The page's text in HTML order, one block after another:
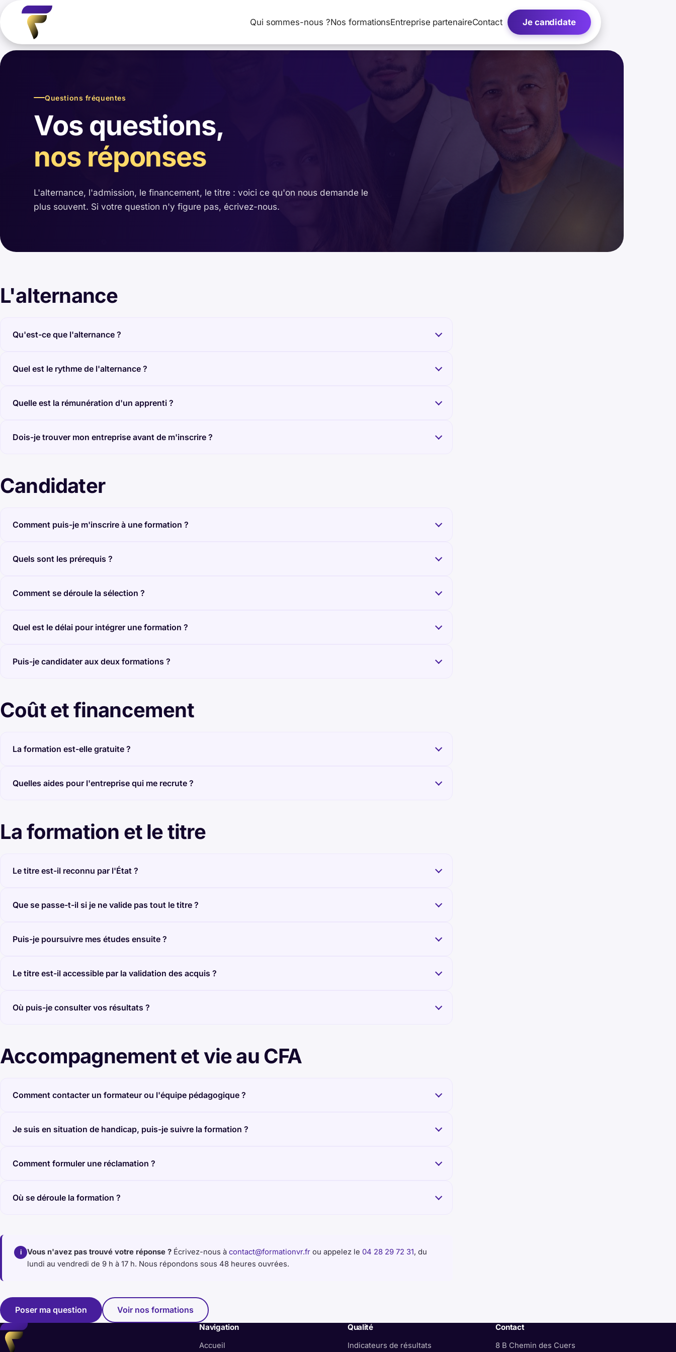
Qui sommes-nous ?Nos formationsEntreprise partenaireContact Je candidate
Questions fréquentes
Vos questions,
nos réponses
L'alternance, l'admission, le financement, le titre : voici ce qu'on nous demande le
plus souvent. Si votre question n'y figure pas, écrivez-nous.
L'alternance
Qu'est-ce que l'alternance ?
Quel est le rythme de l'alternance ?
Quelle est la rémunération d'un apprenti ?
Dois-je trouver mon entreprise avant de m'inscrire ?
Candidater
Comment puis-je m'inscrire à une formation ?
Quels sont les prérequis ?
Comment se déroule la sélection ?
Quel est le délai pour intégrer une formation ?
Puis-je candidater aux deux formations ?
Coût et financement
La formation est-elle gratuite ?
Quelles aides pour l'entreprise qui me recrute ?
La formation et le titre
Le titre est-il reconnu par l'État ?
Que se passe-t-il si je ne valide pas tout le titre ?
Puis-je poursuivre mes études ensuite ?
Le titre est-il accessible par la validation des acquis ?
Où puis-je consulter vos résultats ?
Accompagnement et vie au CFA
Comment contacter un formateur ou l'équipe pédagogique ?
Je suis en situation de handicap, puis-je suivre la formation ?
Comment formuler une réclamation ?
Où se déroule la formation ?
i Vous n'avez pas trouvé votre réponse ? Écrivez-nous à contact@formationvr.fr ou appelez le 04 28 29 72 31, du
lundi au vendredi de 9 h à 17 h. Nous répondons sous 48 heures ouvrées.
Poser ma question Voir nos formations
Navigation
Accueil
Qualité
Indicateurs de résultats
Contact
8 B Chemin des Cuers